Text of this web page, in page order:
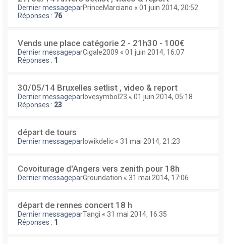
Dernier messageparPrinceMarciano « 01 juin 2014, 20:52
Réponses : 76
Vends une place catégorie 2 - 21h30 - 100€
Dernier messageparCigale2009 « 01 juin 2014, 16:07
Réponses : 1
30/05/14 Bruxelles setlist , video & report
Dernier messageparlovesymbol23 « 01 juin 2014, 05:18
Réponses : 23
départ de tours
Dernier messageparlowikdelic « 31 mai 2014, 21:23
Covoiturage d'Angers vers zenith pour 18h
Dernier messageparGroundation « 31 mai 2014, 17:06
départ de rennes concert 18 h
Dernier messageparTangi « 31 mai 2014, 16:35
Réponses : 1